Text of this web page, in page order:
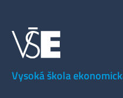
Vysoká škola